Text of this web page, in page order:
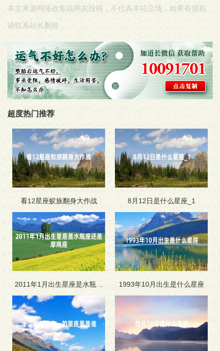
本文来源网络收集或网友投稿，不代表本站立场，如果有侵权
请联系站长删除
超度热门推荐
看12星座蚁族翻身大作战 8月12日是什么星座_1
2011年1月出生星座是水瓶座
还是摩羯座
1993年10月出生是什么星座